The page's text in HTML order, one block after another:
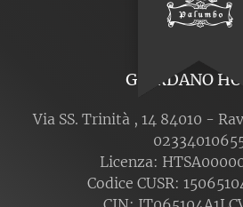
GIORDANO
Via SS. Trinità , 14 84010 -
Licenza:
Codice CUSR: